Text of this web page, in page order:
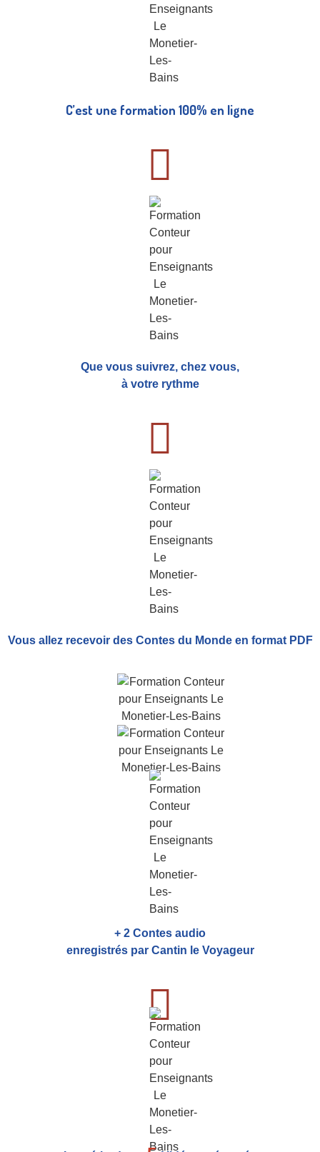
C’est une formation 100% en ligne
Que vous suivrez, chez vous,
à votre rythme
Vous allez recevoir des Contes du Monde en format PDF
+ 2 Contes audio
enregistrés par Cantin le Voyageur